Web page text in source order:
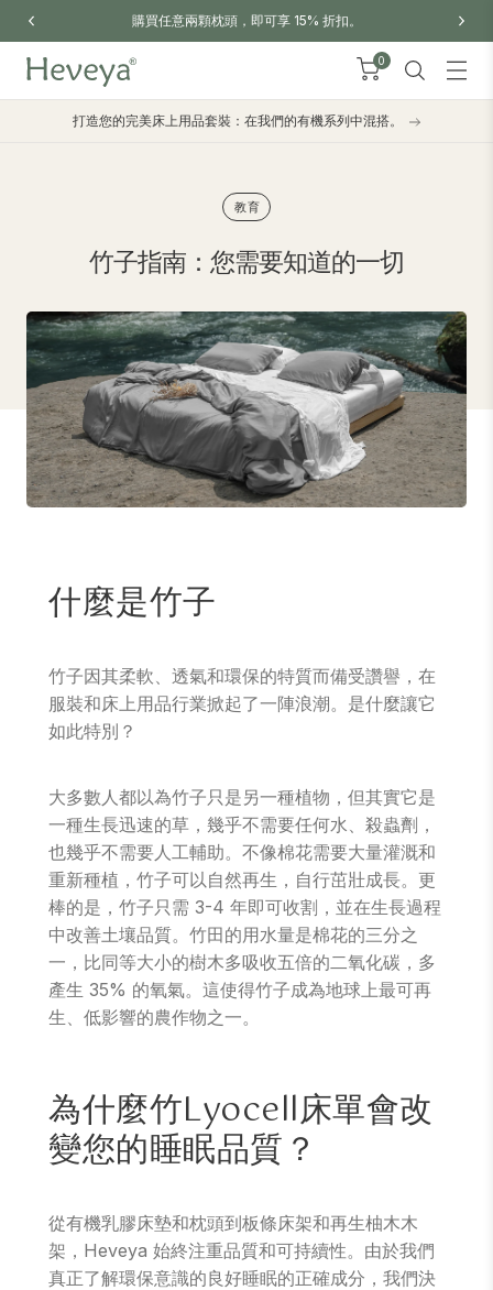
可享 15% 折扣。 訂單滿港幣300免運費，代碼
0
打造您的完美床上用品套裝：在我們的有機系列中混搭。
教育
竹子指南：您需要知道的一切
什麼是竹子
竹子因其柔軟、透氣和環保的特質而備受讚譽，在
服裝和床上用品行業掀起了一陣浪潮。是什麼讓它
如此特別？
大多數人都以為竹子只是另一種植物，但其實它是
一種生長迅速的草，幾乎不需要任何水、殺蟲劑，
也幾乎不需要人工輔助。不像棉花需要大量灌溉和
重新種植，竹子可以自然再生，自行茁壯成長。更
棒的是，竹子只需 3-4 年即可收割，並在生長過程
中改善土壤品質。竹田的用水量是棉花的三分之
一，比同等大小的樹木多吸收五倍的二氧化碳，多
產生 35% 的氧氣。這使得竹子成為地球上最可再
生、低影響的農作物之一。
為什麼竹Lyocell床單會改
變您的睡眠品質？
從有機乳膠床墊和枕頭到板條床架和再生柚木木
架，Heveya 始終注重品質和可持續性。由於我們
真正了解環保意識的良好睡眠的正確成分，我們決